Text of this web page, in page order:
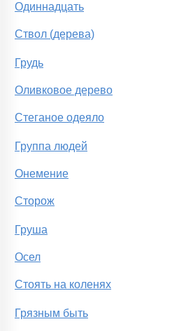
Одиннадцать
Ствол (дерева)
Грудь
Оливковое дерево
Стеганое одеяло
Группа людей
Онемение
Сторож
Груша
Осел
Стоять на коленях
Грязным быть